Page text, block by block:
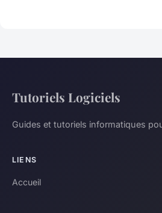
Tutoriels Logiciels
Guides et tutoriels informatiques
LIENS
Accueil